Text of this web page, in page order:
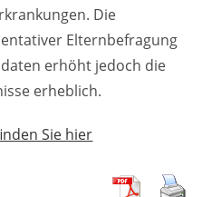
Die
Elternbefragung
erhöht jedoch die
erheblich.
Sie hier